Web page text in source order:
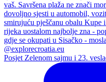
Posjet Zelenom sajmu i 23.